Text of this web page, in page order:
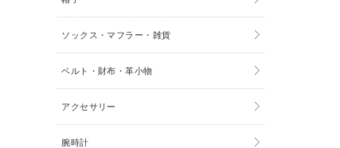
ソックス・マフラー・雑貨
ベルト・財布・革小物
アクセサリー
腕時計